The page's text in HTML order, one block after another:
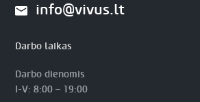
info@vivus.lt
Darbo laikas
Darbo dienomis
I-V: 8:00 – 19:00